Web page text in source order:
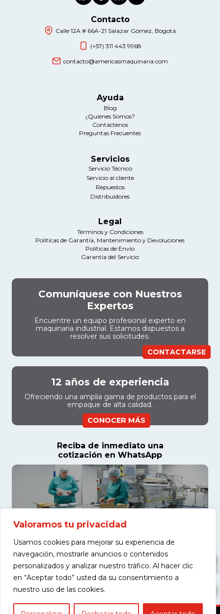
Valoramos tu privacidad
Usamos cookies para mejorar su experiencia de
navegación, mostrarle anuncios o contenidos
personalizados y analizar nuestro tráfico. Al hacer clic
en “Aceptar todo” usted da su consentimiento a
nuestro uso de las cookies.
Contacto
Calle 12A # 66A-21 Salazar Gómez, Bogotá
(+57) 311 443 9968
contacto@americasmaquinaria.com
Ayuda
Blog
¿Quiénes Somos?
Contáctenos
Preguntas Frecuentes
Servicios
Servicio Técnico
Servicio al cliente
Repuestos
Distribuidores
Legal
Términos y Condiciones
Políticas de Garantía, Mantenimiento y Devoluciones
Políticas de Envío
Garantía del Servicio
Comuníquese con Nuestros
Expertos
Encuentre un equipo profesional experto en
maquinaria industrial. Estamos dispuestos a
resolver sus solicitudes.
CONTACTARSE
12 años de experiencia
Ofreciendo una amplia gama de productos para el
empaque de alta calidad.
CONOCER MÁS
Reciba de inmediato una
cotización en WhatsApp
COTIZAR